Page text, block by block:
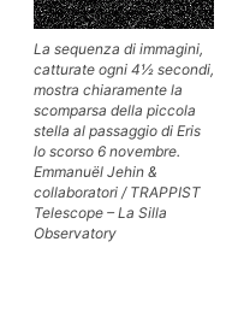
La sequenza di immagini,
catturate ogni 4½ secondi,
mostra chiaramente la
scomparsa della piccola
stella al passaggio di Eris
lo scorso 6 novembre.
Emmanuël Jehin &
collaboratori / TRAPPIST
Telescope – La Silla
Observatory